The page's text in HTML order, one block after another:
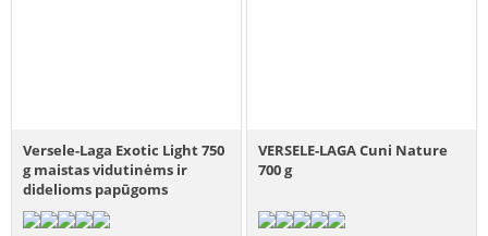
Versele-Laga Exotic Light 750
g maistas vidutinėms ir
didelioms papūgoms
VERSELE-LAGA Cuni Nature
700 g